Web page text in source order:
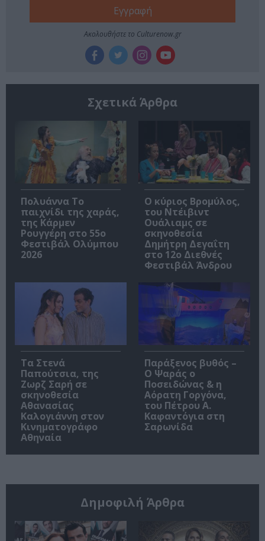
Ακολουθήστε το Culturenow.gr
Σχετικά Άρθρα
Πολυάννα Το
παιχνίδι της χαράς,
της Κάρμεν
Ρουγγέρη στο 55ο
Φεστιβάλ Ολύμπου
2026
O κύριος Βρομύλος,
του Ντέιβιντ
Ουάλιαμς σε
σκηνοθεσία
Δημήτρη Δεγαΐτη
στο 12ο Διεθνές
Φεστιβάλ Άνδρου
Τα Στενά
Παπούτσια, της
Ζωρζ Σαρή σε
σκηνοθεσία
Αθανασίας
Καλογιάννη στον
Κινηματογράφο
Αθηναία
Παράξενος βυθός –
Ο Ψαράς ο
Ποσειδώνας & η
Αόρατη Γοργόνα,
του Πέτρου Α.
Καφαντόγια στη
Σαρωνίδα
Δημοφιλή Άρθρα